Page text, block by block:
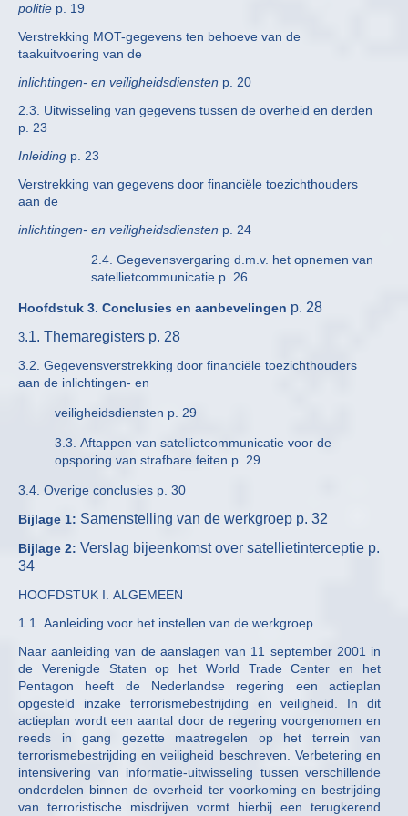
politie p. 19
Verstrekking MOT-gegevens ten behoeve van de
taakuitvoering van de
inlichtingen- en veiligheidsdiensten p. 20
2.3. Uitwisseling van gegevens tussen de overheid en derden
p. 23
Inleiding p. 23
Verstrekking van gegevens door financiële toezichthouders
aan de
inlichtingen- en veiligheidsdiensten p. 24
2.4. Gegevensvergaring d.m.v. het opnemen van
satellietcommunicatie p. 26
Hoofdstuk 3. Conclusies en aanbevelingen p. 28
3.1. Themaregisters p. 28
3.2. Gegevensverstrekking door financiële toezichthouders
aan de inlichtingen- en
veiligheidsdiensten p. 29
3.3. Aftappen van satellietcommunicatie voor de
opsporing van strafbare feiten p. 29
3.4. Overige conclusies p. 30
Bijlage 1: Samenstelling van de werkgroep p. 32
Bijlage 2: Verslag bijeenkomst over satellietinterceptie p.
34
HOOFDSTUK I. ALGEMEEN
1.1. Aanleiding voor het instellen van de werkgroep
Naar aanleiding van de aanslagen van 11 september 2001 in
de Verenigde Staten op het World Trade Center en het
Pentagon heeft de Nederlandse regering een actieplan
opgesteld inzake terrorismebestrijding en veiligheid. In dit
actieplan wordt een aantal door de regering voorgenomen en
reeds in gang gezette maatregelen op het terrein van
terrorismebestrijding en veiligheid beschreven. Verbetering en
intensivering van informatie-uitwisseling tussen verschillende
onderdelen binnen de overheid ter voorkoming en bestrijding
van terroristische misdrijven vormt hierbij een terugkerend